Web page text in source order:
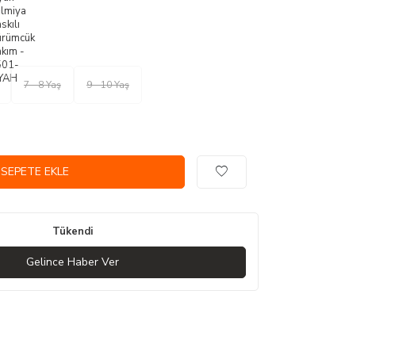
7 - 8 Yaş 9 - 10 Yaş
SEPETE EKLE
Tükendi
Gelince Haber Ver